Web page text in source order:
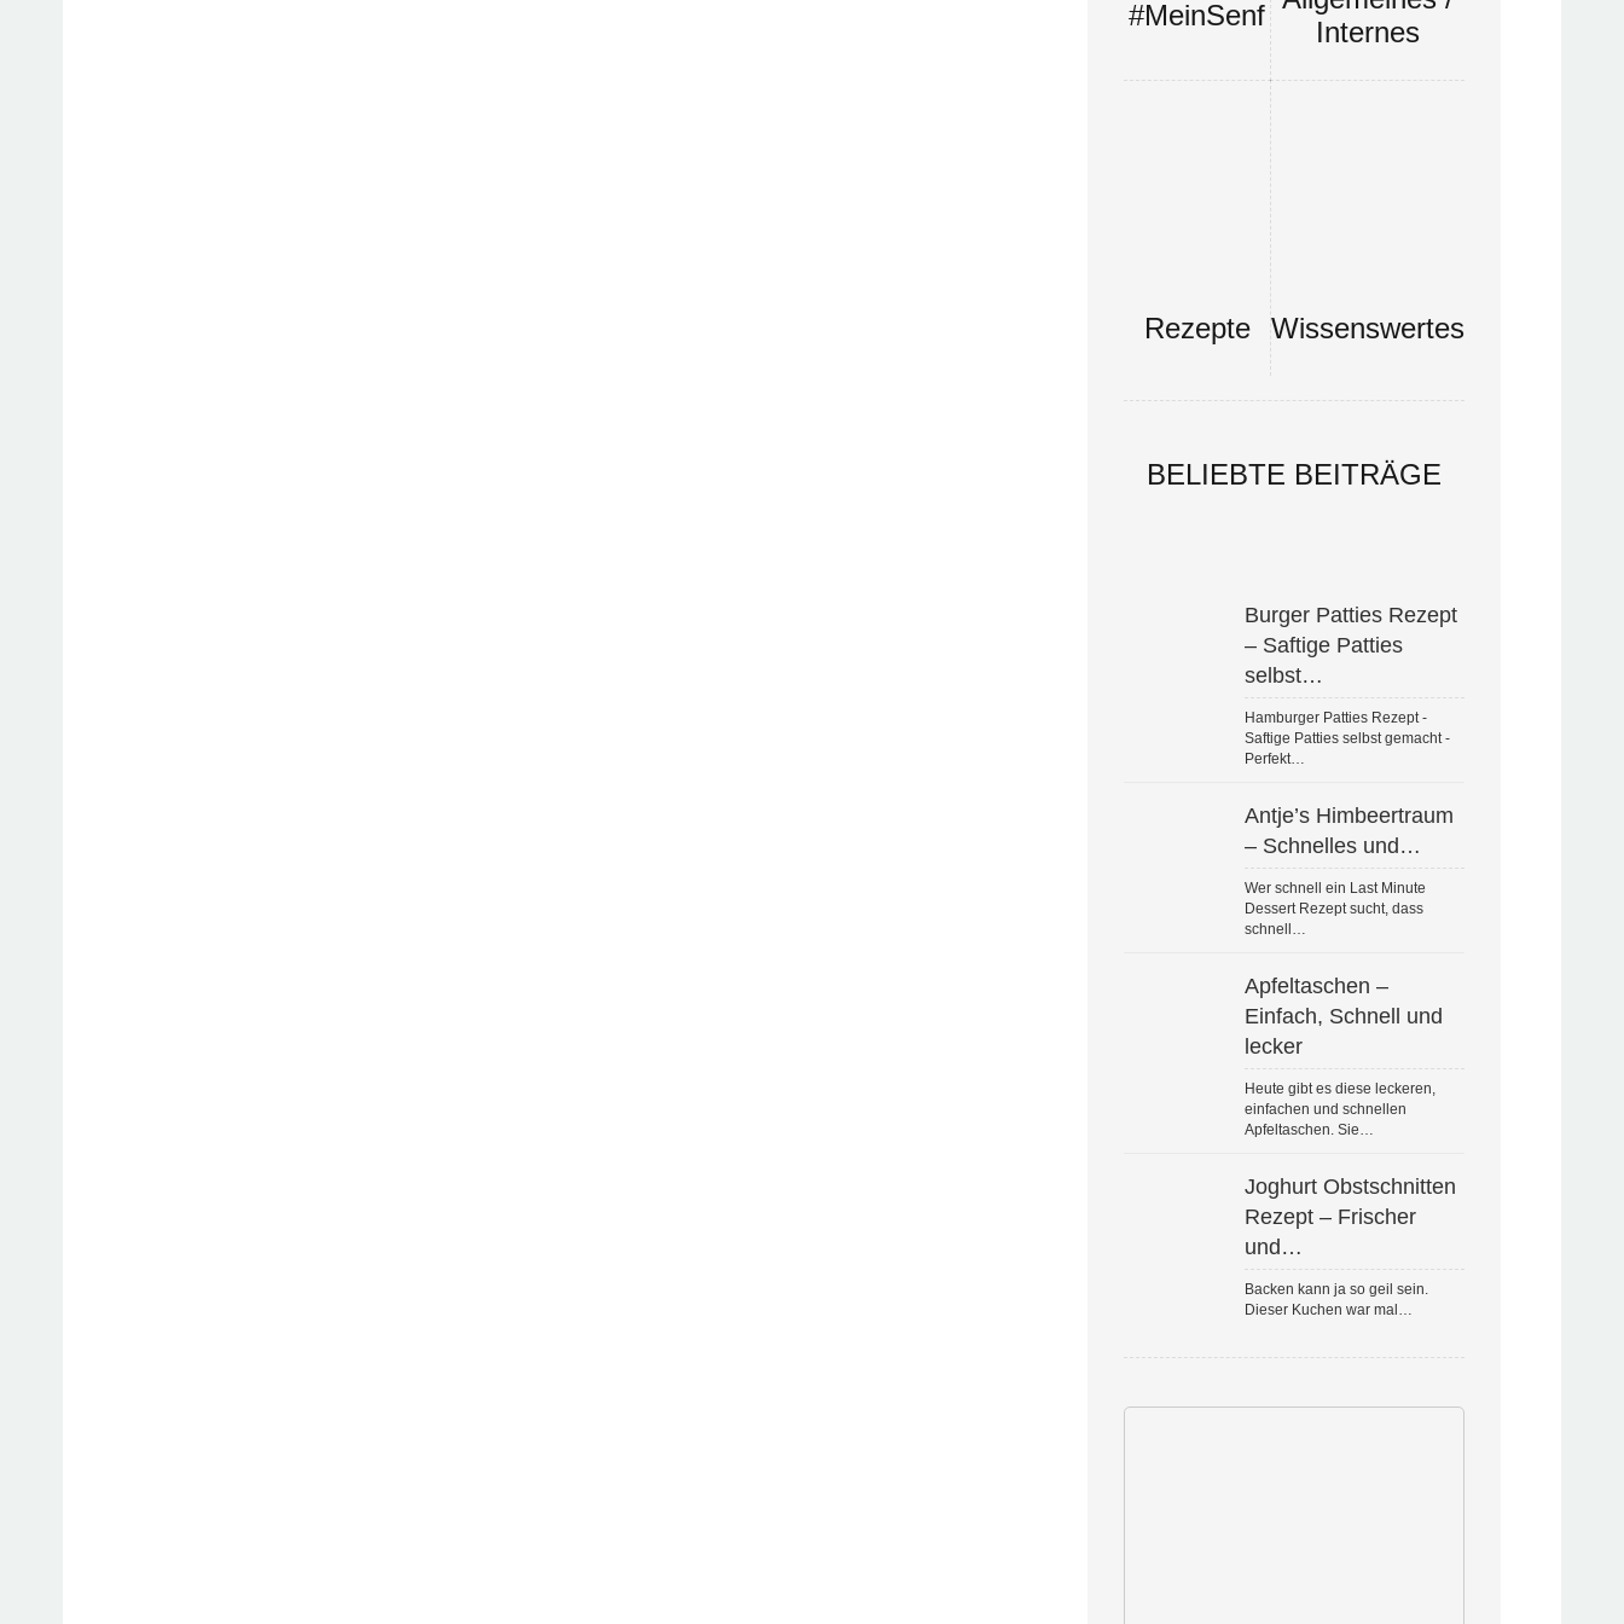
#MeinSenf
Internes
Rezepte Wissenswertes
BELIEBTE BEITRÄGE
Burger Patties Rezept
– Saftige Patties
selbst…
Hamburger Patties Rezept -
Saftige Patties selbst gemacht -
Perfekt…
Antje’s Himbeertraum
– Schnelles und…
Wer schnell ein Last Minute
Dessert Rezept sucht, dass
schnell…
Apfeltaschen –
Einfach, Schnell und
lecker
Heute gibt es diese leckeren,
einfachen und schnellen
Apfeltaschen. Sie…
Joghurt Obstschnitten
Rezept – Frischer
und…
Backen kann ja so geil sein.
Dieser Kuchen war mal…